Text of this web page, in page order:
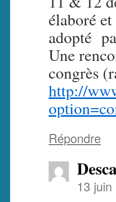
élaboré et
adopté
Une
congrès
http://
Répondre
13